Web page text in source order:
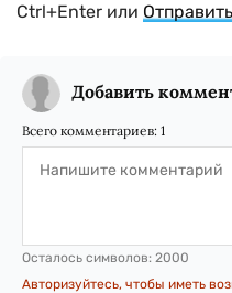
Ctrl+Enter или
Добавить
Всего комментариев: 1
Осталось символов: 2000
Авторизуйтесь, чтобы иметь